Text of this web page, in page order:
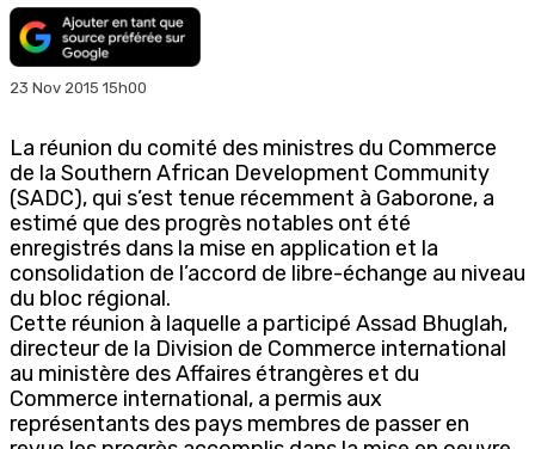
23 Nov 2015 15h00
La réunion du comité des ministres du Commerce
de la Southern African Development Community
(SADC), qui s’est tenue récemment à Gaborone, a
estimé que des progrès notables ont été
enregistrés dans la mise en application et la
consolidation de l’accord de libre-échange au niveau
du bloc régional.
Cette réunion à laquelle a participé Assad Bhuglah,
directeur de la Division de Commerce international
au ministère des Affaires étrangères et du
Commerce international, a permis aux
représentants des pays membres de passer en